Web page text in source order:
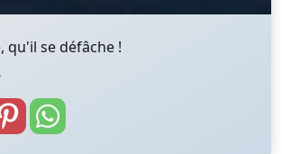
qu'il se défâche !